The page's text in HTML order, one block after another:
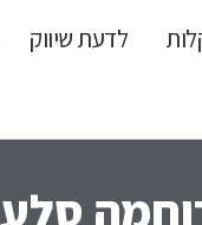
לדעת שיווק
סלע